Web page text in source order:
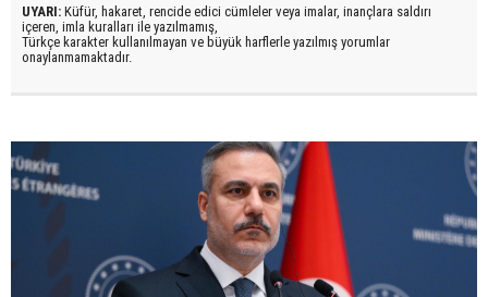
UYARI: Küfür, hakaret, rencide edici cümleler veya imalar, inançlara saldırı
içeren, imla kuralları ile yazılmamış,
Türkçe karakter kullanılmayan ve büyük harflerle yazılmış yorumlar
onaylanmamaktadır.